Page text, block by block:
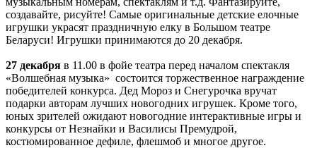
создавайте, рисуйте! Самые оригинальные детские елочные
игрушки украсят праздничную елку в Большом театре
Беларуси! Игрушки принимаются до 20 декабря.
27 декабря в 11.00 в фойе театра перед началом спектакля
«Волшебная музыка» состоится торжественное награждение
победителей конкурса. Дед Мороз и Снегурочка вручат
подарки авторам лучших новогодних игрушек. Кроме того,
юных зрителей ожидают новогодние интерактивные игры и
конкурсы от Незнайки и Василисы Премудрой,
костюмированное дефиле, флешмоб и многое другое.